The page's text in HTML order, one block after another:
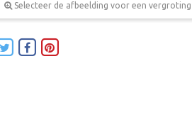
Selecteer de afbeelding voor een vergroting